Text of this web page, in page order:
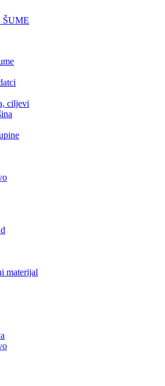
ŠUME
ciljevi
materijal